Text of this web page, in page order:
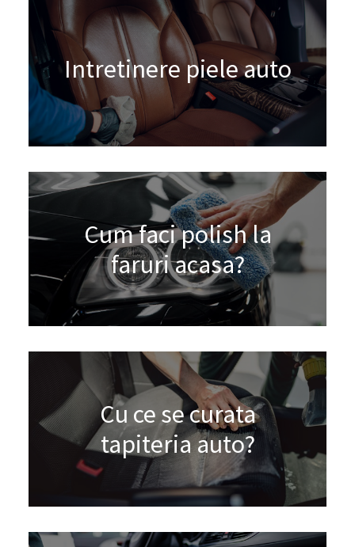
Intretinere piele auto
Cum faci polish la
faruri acasa?
Cu ce se curata
tapiteria auto?